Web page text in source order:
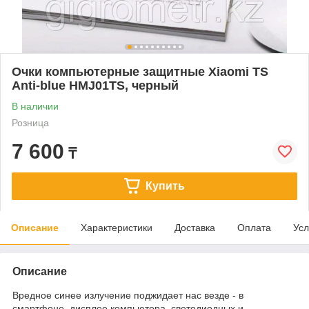
Очки компьютерные защитные Xiaomi TS
Anti-blue HMJ01TS, черный
В наличии
Розница
7 600 ₸
Купить
Описание Характеристики Доставка Оплата
Описание
Вредное синее излучение поджидает нас везде - в